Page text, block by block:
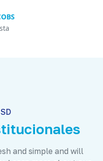
and simple and will